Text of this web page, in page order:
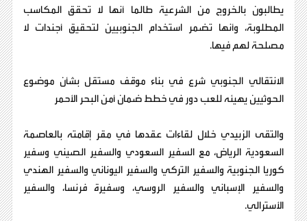
يطالبون بالخروج من الشرعية طالما أنها لا تحقق المكاسب
المطلوبة، وأنها تضمر استخدام الجنوبيين لتحقيق أجندات لا
مصلحة لهم فيها.
الانتقالي الجنوبي شرع في بناء موقف مستقل بشأن موضوع
الحوثيين يهيئه للعب دور في خطط ضمان أمن البحر الأحمر
والتقى الزبيدي خلال لقاءات عقدها في مقر إقامته بالعاصمة
السعودية الرياض، مع السفير السعودي والسفير الصيني وسفير
كوريا الجنوبية والسفير التركي والسفير اليوناني والسفير الهندي
والسفير الإسباني والسفير الروسي، وسفيرة فرنسا، والسفير
الأسترالي.